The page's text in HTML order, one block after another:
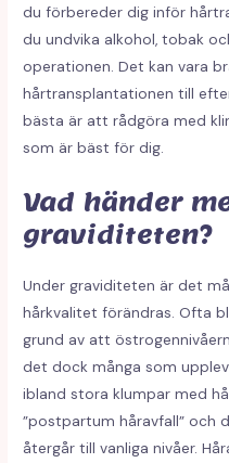
du förbereder dig inför
du undvika alkohol, tobak
operationen. Det kan vara
hårtransplantationen till
bästa är att rådgöra med
som är bäst för dig.
Vad händer
graviditeten?
Under graviditeten är det
hårkvalitet förändras. Ofta
grund av att
det dock många som
ibland stora klumpar med
”postpartum håravfall” och
återgår till vanliga nivåer.